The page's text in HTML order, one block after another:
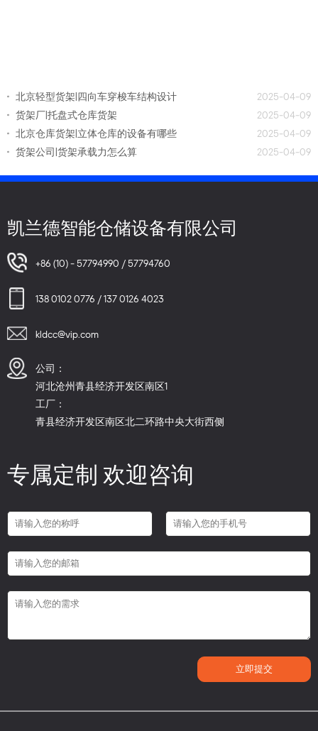
北京轻型货架|四向车穿梭车结构设计
2025-04-09
货架厂|托盘式仓库货架
2025-04-09
北京仓库货架|立体仓库的设备有哪些
2025-04-09
货架公司|货架承载力怎么算
2025-04-09
凯兰德智能仓储设备有限公司
+86 (10) - 57794990 / 57794760
138 0102 0776 / 137 0126 4023
kldcc@vip.com
公司：
河北沧州青县经济开发区南区1
工厂：
青县经济开发区南区北二环路中央大街西侧
专属定制 欢迎咨询